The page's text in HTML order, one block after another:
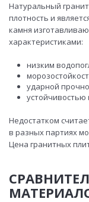
Натуральный
плотность и
камня
характеристиками:
низким
ударной
устойчивостью
Недостатком
в разных партиях
Цена гранитных